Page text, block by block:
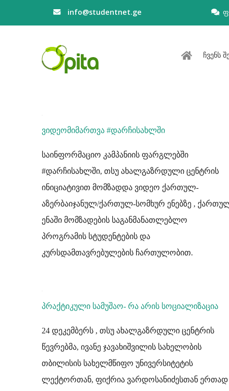
info@studentnet.ge
ჩვენს
ვიდეომიმართვა #დარჩისახლში
საინფორმაციო კამპანიის ფარგლებში
#დარჩისახლში, თსუ ახალგაზრდული ცენტრის
ინიციატივით მომზადდა ვიდეო ქართულ-
აზერბაიჯანულ/ქართულ-სომხურ ენებზე ,
ენაში მომზადების საგანმანათლებლო
პროგრამის სტუდენტების და
კურსდამთავრებულების ჩართულობით.
პრაქტიკული სამუშაო- რა არის სოციალიზაცია
24 დეკემბერს , თსუ ახალგაზრდული ცენტრის
წევრებმა, ივანე ჯავახიშვილის სახელობის
თბილისის სახელმწიფო უნივერსიტეტის
ლექტორთან, ფიქრია ვარდოსანიძესთან ერთად